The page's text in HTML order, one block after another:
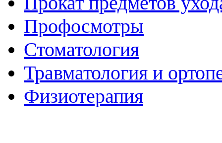
Профосмотры
Стоматология
Травматология и
Физиотерапия